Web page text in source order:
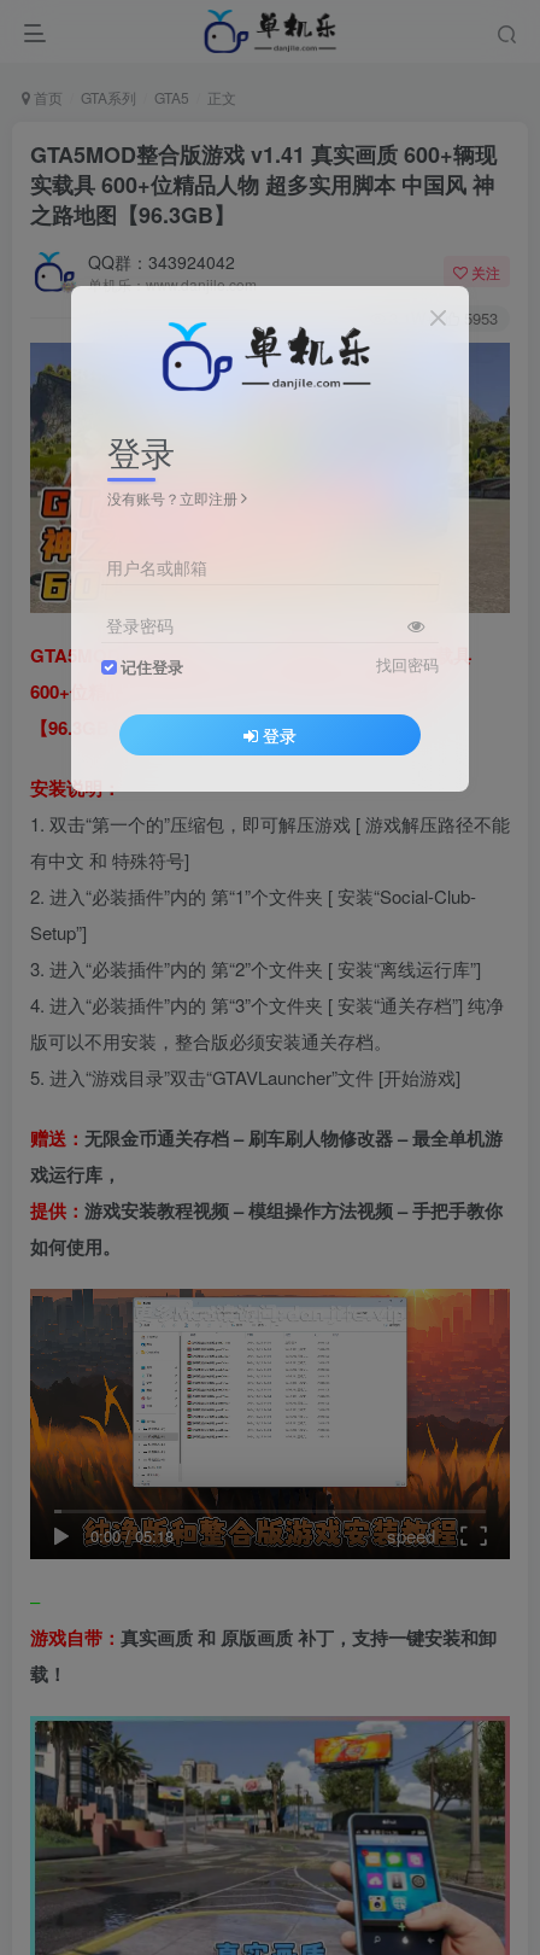
首页 GTA系列 GTA5 正文
GTA5MOD整合版游戏 v1.41 真实画质 600+辆现
实载具 600+位精品人物 超多实用脚本 中国风 神
之路地图【96.3GB】
QQ群：343924042
单机乐：www.danjile.com
关注
3.1W+ 5953
GTA5MOD整合版游戏 v1.41 真实画质 600+辆现实载具
600+位精品人物 超多实用脚本 中国风 神之路地图
【96.3GB】
安装说明：
1. 双击“第一个的”压缩包，即可解压游戏 [ 游戏解压路径不能
有中文 和 特殊符号]
2. 进入“必装插件”内的 第“1”个文件夹 [ 安装“Social-Club-
Setup”]
3. 进入“必装插件”内的 第“2”个文件夹 [ 安装“离线运行库”]
4. 进入“必装插件”内的 第“3”个文件夹 [ 安装“通关存档”] 纯净
版可以不用安装，整合版必须安装通关存档。
5. 进入“游戏目录”双击“GTAVLauncher”文件 [开始游戏]
赠送： 无限金币通关存档 – 刷车刷人物修改器 – 最全单机游
戏运行库，
提供： 游戏安装教程视频 – 模组操作方法视频 – 手把手教你
如何使用。
0:00/05:18 speed
–
游戏自带： 真实画质 和 原版画质 补丁，支持一键安装和卸
载！
登录
没有账号？立即注册
用户名或邮箱
登录密码
记住登录 找回密码
登录